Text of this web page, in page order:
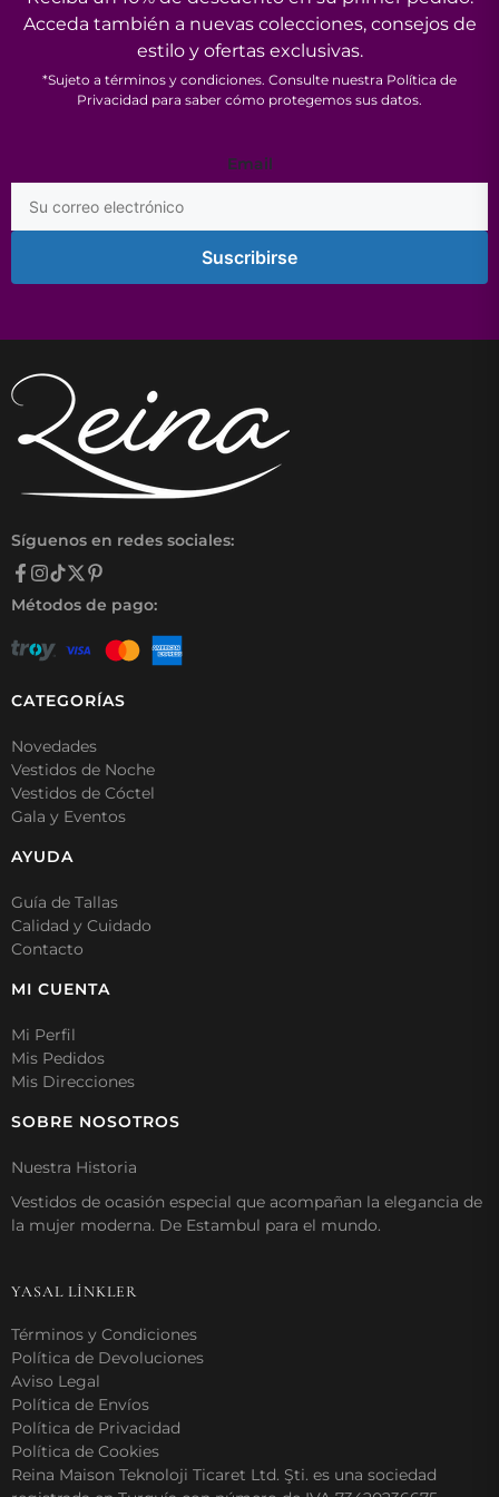
Acceda también a nuevas colecciones, consejos de
estilo y ofertas exclusivas.
*Sujeto a términos y condiciones. Consulte nuestra Política de
Privacidad para saber cómo protegemos sus datos.
Email
Suscribirse
Síguenos en redes sociales:
Métodos de pago:
CATEGORÍAS
Novedades
Vestidos de Noche
Vestidos de Cóctel
Gala y Eventos
AYUDA
Guía de Tallas
Calidad y Cuidado
Contacto
MI CUENTA
Mi Perfil
Mis Pedidos
Mis Direcciones
SOBRE NOSOTROS
Nuestra Historia
Vestidos de ocasión especial que acompañan la elegancia de
la mujer moderna. De Estambul para el mundo.
YASAL LİNKLER
Términos y Condiciones
Política de Devoluciones
Aviso Legal
Política de Envíos
Política de Privacidad
Política de Cookies
Reina Maison Teknoloji Ticaret Ltd. Şti. es una sociedad